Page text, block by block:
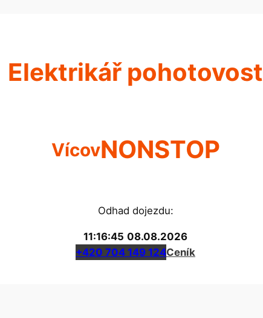
Elektrikář pohotovost
VícovNONSTOP
Odhad dojezdu:
11:16:45 08.08.2026
+420 704 149 124Ceník